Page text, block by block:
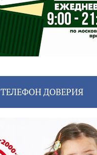
ТЕЛЕФОН ДОВЕРИЯ